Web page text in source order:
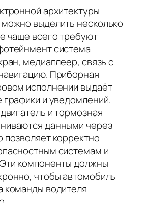
архитектуры
выделить несколько
чаще всего требуют
система
медиаплеер, связь с
Приборная
исполнении выдаёт
и уведомлений.
и тормозная
данными через
позволяет корректно
системам и
компоненты должны
чтобы автомобиль
команды водителя